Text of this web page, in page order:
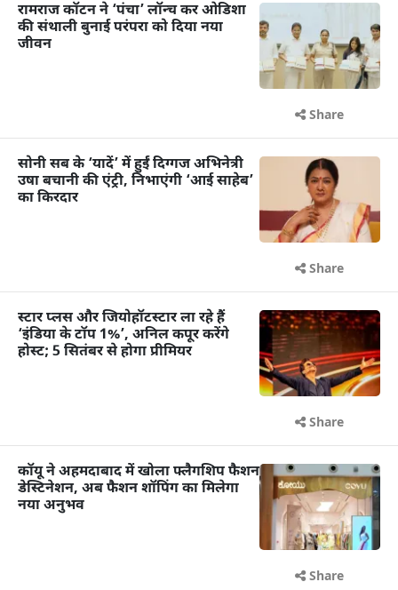
रामराज कॉटन ने ‘पंचा’ लॉन्च कर ओडिशा
की संथाली बुनाई परंपरा को दिया नया
जीवन
Share
सोनी सब के ‘यादें’ में हुईं दिग्गज अभिनेत्री
उषा बचानी की एंट्री, निभाएंगी ‘आई साहेब’
का किरदार
Share
स्टार प्लस और जियोहॉटस्टार ला रहे हैं
‘इंडिया के टॉप 1%’, अनिल कपूर करेंगे
होस्ट; 5 सितंबर से होगा प्रीमियर
Share
कॉयू ने अहमदाबाद में खोला फ्लैगशिप फैशन
डेस्टिनेशन, अब फैशन शॉपिंग का मिलेगा
नया अनुभव
Share